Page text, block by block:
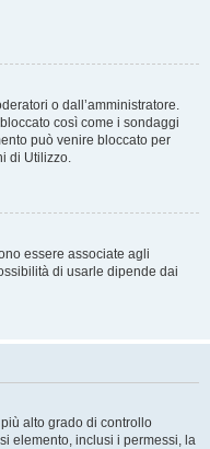
o dall’amministratore.
così come i sondaggi
può venire bloccato per
di Utilizzo.
essere associate agli
di usarle dipende dai
alto grado di controllo
elemento, inclusi i permessi, la